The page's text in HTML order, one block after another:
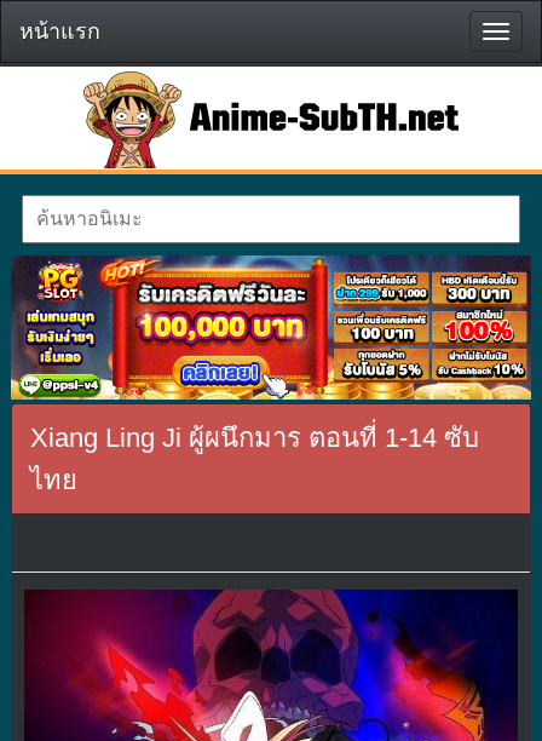
หน้า
แรก
หน้าแรก
Xiang Ling Ji ผู้ผนึกมาร ตอนที่ 1-14 ซับ
ไทย